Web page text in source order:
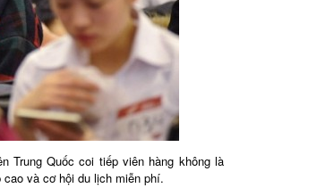
Quốc coi tiếp viên hàng không là
và cơ hội du lịch miễn phí.